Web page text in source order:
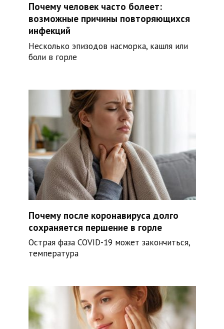
Почему человек часто болеет:
возможные причины повторяющихся
инфекций
Несколько эпизодов насморка, кашля или
боли в горле
Почему после коронавируса долго
сохраняется першение в горле
Острая фаза COVID-19 может закончиться,
температура